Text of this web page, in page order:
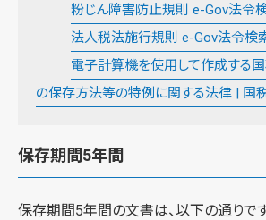
粉じん障害防止規則 e-Gov法令
法人税法施行規則 e-Gov法令検
電子計算機を使用して作成する
の保存方法等の特例に関する法律 | 国
保存期間5年間
保存期間5年間の文書は、以下の通りです